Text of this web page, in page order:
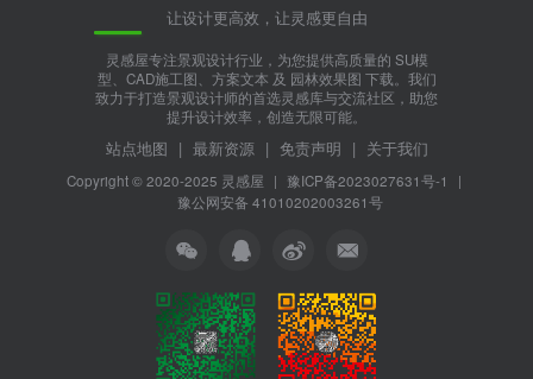
让设计更高效，让灵感更自由
灵感屋专注景观设计行业，为您提供高质量的 SU模
型、CAD施工图、方案文本 及 园林效果图 下载。我们
致力于打造景观设计师的首选灵感库与交流社区，助您
提升设计效率，创造无限可能。
站点地图 | 最新资源 | 免责声明 | 关于我们
Copyright © 2020-2025 灵感屋 | 豫ICP备2023027631号-1
|
豫公网安备 41010202003261号